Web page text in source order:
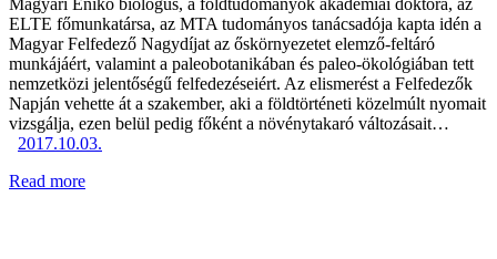
ELTE főmunkatársa, az MTA tudományos tanácsadója kapta idén a
Magyar Felfedező Nagydíjat az őskörnyezetet elemző-feltáró
munkájáért, valamint a paleobotanikában és paleo-ökológiában tett
nemzetközi jelentőségű felfedezéseiért. Az elismerést a Felfedezők
Napján vehette át a szakember, aki a földtörténeti közelmúlt nyomait
vizsgálja, ezen belül pedig főként a növénytakaró változásait…
2017.10.03.
Read more